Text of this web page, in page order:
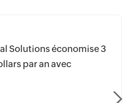
Solutions économise 3
par an avec